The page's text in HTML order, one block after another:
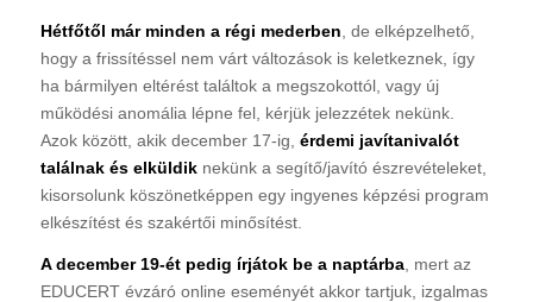
Hétfőtől már minden a régi mederben , de elképzelhető,
hogy a frissítéssel nem várt változások is keletkeznek, így
ha bármilyen eltérést találtok a megszokottól, vagy új
működési anomália lépne fel, kérjük jelezzétek nekünk.
Azok között, akik december 17-ig, érdemi javítanivalót
találnak és elküldik nekünk a segítő/javító észrevételeket,
kisorsolunk köszönetképpen egy ingyenes képzési program
elkészítést és szakértői minősítést.
A december 19-ét pedig írjátok be a naptárba, mert az
EDUCERT évzáró online eseményét akkor tartjuk, izgalmas